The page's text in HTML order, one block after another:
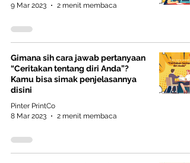
9 Mar 2023
2 menit membaca
Gimana sih cara jawab pertanyaan
“Ceritakan tentang diri Anda”?
Kamu bisa simak penjelasannya
disini
Pinter PrintCo
8 Mar 2023
2 menit membaca